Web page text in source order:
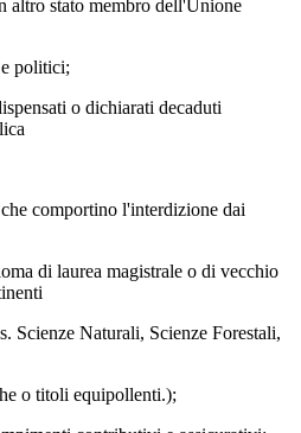
altro stato membro dell'Unione
politici;
o dichiarati decaduti
comportino l'interdizione dai
di laurea magistrale o di vecchio
Scienze Naturali, Scienze Forestali,
o titoli equipollenti.);